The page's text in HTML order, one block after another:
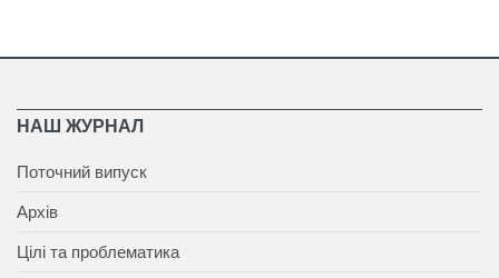
НАШ ЖУРНАЛ
Поточний випуск
Архів
Цілі та проблематика